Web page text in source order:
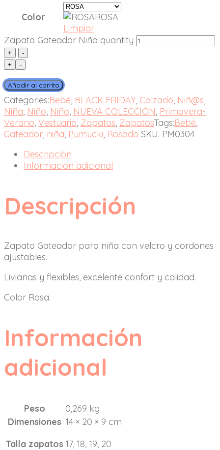
Color
ROSA
Limpiar
Zapato Gateador Niña quantity
+ -
Añadir al carrito
Categories:Bebé, BLACK FRIDAY, Calzado, Niñ@s,
Niña, Niño, Niño, NUEVA COLECCIÓN, Primavera-
Verano, Vestuario, Zapatos, ZapatosTags:Bebé,
Gateador, niña, Pumucki, Rosado SKU: PM0304
Descripción
Información adicional
Descripción
Zapato Gateador para niña con velcro y cordones
ajustables.
Livianas y flexibles, excelente confort y calidad.
Color Rosa.
Información
adicional
Peso
0,269 kg
Dimensiones 14 × 20 × 9 cm
Talla zapatos 17, 18, 19, 20